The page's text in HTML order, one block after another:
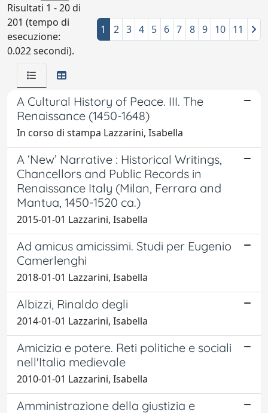
Risultati 1 - 20 di
201 (tempo di
esecuzione:
0.022 secondi).
1 2 3 4 5 6 7 8 9 10 11
A Cultural History of Peace. III. The
Renaissance (1450-1648)
In corso di stampa Lazzarini, Isabella
A ‘New’ Narrative : Historical Writings,
Chancellors and Public Records in
Renaissance Italy (Milan, Ferrara and
Mantua, 1450-1520 ca.)
2015-01-01 Lazzarini, Isabella
Ad amicus amicissimi. Studi per Eugenio
Camerlenghi
2018-01-01 Lazzarini, Isabella
Albizzi, Rinaldo degli
2014-01-01 Lazzarini, Isabella
Amicizia e potere. Reti politiche e sociali
nell'Italia medievale
2010-01-01 Lazzarini, Isabella
Amministrazione della giustizia e